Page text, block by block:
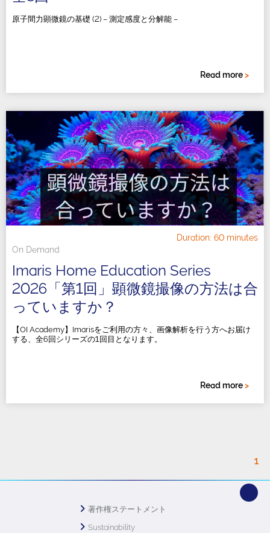
原子間力顕微鏡の基礎 (2) – 測定感度と分解能 –
Read more>
On Demand
Duration: 60 minutes
Imaris Home Education Series
2026「第1回」顕微鏡撮像の方法は合
っていますか？
【OI Academy】Imarisをご利用の方々、画像解析を行う方へお届け
する、全6回シリーズの1回目となります。
Read more>
1
著作権ステートメント
Sustainability